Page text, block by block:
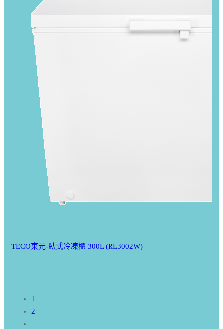
TECO東元-臥式冷凍櫃 300L (RL3002W)
1
2